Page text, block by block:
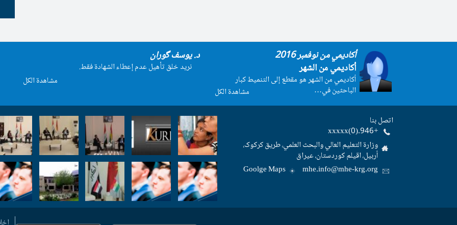
د. یوسف گوران
نريد خلق تأهيل عدم إعطاء الشهادة فقط.
مشاهدة الكل
أكاديمي من نوفمبر 2016
أكاديمي من الشهر
أكاديمي من الشهر هو مقطع إلى التنميط كبار
الباحثين في…
مشاهدة الكل
اتصل بنا
+946.(0)xxxxx
وزارة التعليم العالي والبحث العلمي، طریق کرکوک،
أربیل، اقیلم کوردستان، عیراق
mhe.info@mhe-krg.org
Goolge Maps